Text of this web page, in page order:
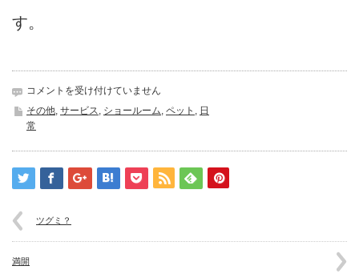
す。
今
年
も
た
だ
き
は
コメントを受け付けていません
その他, サービス, ショールーム, ペット , 日
常
ツグミ？
満開